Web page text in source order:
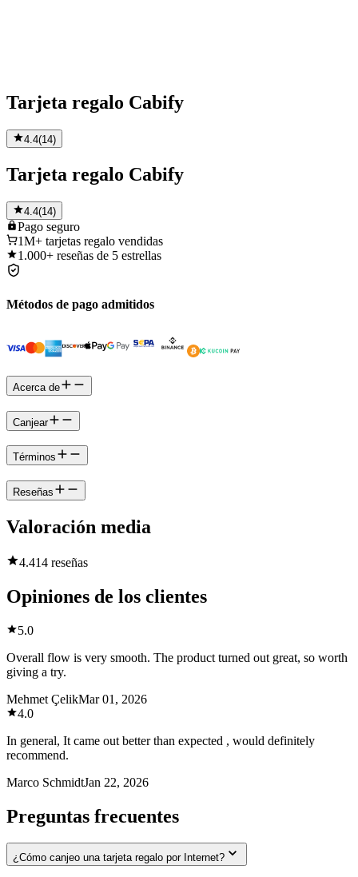
Tarjeta regalo Cabify
4.4(14)
Tarjeta regalo Cabify
4.4(14)
Pago seguro
1M+ tarjetas regalo vendidas
1.000+ reseñas de 5 estrellas
Métodos de pago admitidos
Acerca de
Canjear
Términos
Reseñas
Valoración media
4.414 reseñas
Opiniones de los clientes
5.0
Overall flow is very smooth. The product turned out great, so worth
giving a try.
Mehmet ÇelikMar 01, 2026
4.0
In general, It came out better than expected , would definitely
recommend.
Marco SchmidtJan 22, 2026
Preguntas frecuentes
¿Cómo canjeo una tarjeta regalo por Internet?